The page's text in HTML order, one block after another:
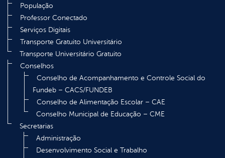
População
Professor Conectado
Serviços Digitais
Transporte Gratuito Universitário
Transporte Universitário Gratuito
Conselhos
Conselho de Acompanhamento e Controle Social do
Fundeb – CACS/FUNDEB
Conselho de Alimentação Escolar – CAE
Conselho Municipal de Educação – CME
Secretarias
Administração
Desenvolvimento Social e Trabalho